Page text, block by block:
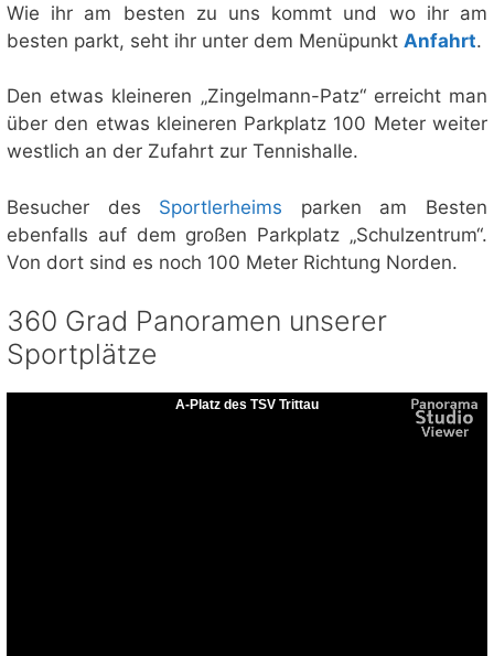
Wie ihr am besten zu uns kommt und wo ihr am
besten parkt, seht ihr unter dem Menüpunkt Anfahrt.
Den etwas kleineren „Zingelmann-Patz“ erreicht man
über den etwas kleineren Parkplatz 100 Meter weiter
westlich an der Zufahrt zur Tennishalle.
Besucher des Sportlerheims parken am Besten
ebenfalls auf dem großen Parkplatz „Schulzentrum“.
Von dort sind es noch 100 Meter Richtung Norden.
360 Grad Panoramen unserer
Sportplätze